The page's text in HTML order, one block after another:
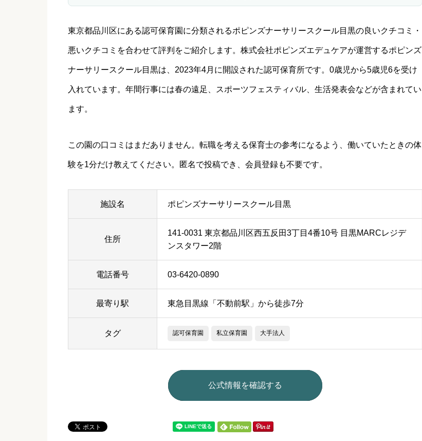
東京都品川区にある認可保育園に分類されるポピンズナーサリースクール目黒の良いクチコミ・
悪いクチコミを合わせて評判をご紹介します。 株式会社ポピンズエデュケアが運営するポピンズ
ナーサリースクール目黒は、2023年4月に開設された認可保育所です。0歳児から5歳児6を受け
入れています。年間行事には春の遠足、スポーツフェスティバル、生活発表会などが含まれてい
ます。
この園の口コミはまだありません。転職を考える保育士の参考になるよう、働いていたときの体
験を1分だけ教えてください。匿名で投稿でき、会員登録も不要です。
施設名 ポピンズナーサリースクール目黒
住所
141-0031 東京都品川区西五反田3丁目4番10号 目黒MARCレジデ
ンスタワー2階
電話番号 03-6420-0890
最寄り駅 東急目黒線「不動前駅」から徒歩7分
タグ 認可保育園 私立保育園 大手法人
公式情報を確認する